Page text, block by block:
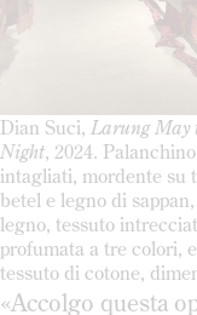
Dian Suci, Larung May
Night, 2024.
intagliati, mordente su
betel e legno di
legno, tessuto
profumata a tre colori,
tessuto di cotone,
«Accolgo questa